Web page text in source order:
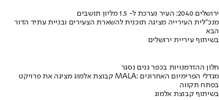
ירושלים 2040: העיר נערכת ל- 1.5 מליון תושבים
מנכ"לית העירייה מציגה תוכנית להשארת הצעירים ובניית עתיד הדור
הבא
בשיתוף עיריית ירושלים
חלון ההזדמנויות בכפר גנים נסגר
קבוצת אלמוג מציגה את פרויקט MALA: מגדלי הפרימיום האחרונים
בפתח תקווה
בשיתוף קבוצת אלמוג